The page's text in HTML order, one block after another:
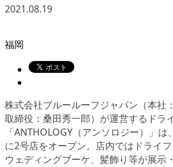
2021.08.19
福岡
株式会社ブルールーフジャパン（本社
取締役：桑田秀一郎）が運営するドラ
「ANTHOLOGY（アンソロジー）」 は
に2号店をオープン。店内ではドライ
ウェディングブーケ、髪飾り等が展示